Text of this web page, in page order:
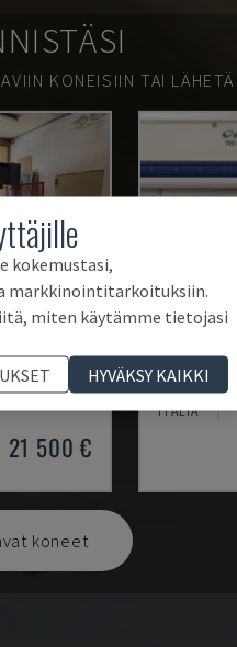
KONEISIIN TAI LÄHETÄ
21 500 €
PL 90S
OMC -
ITALIA
koneet
kokemustasi,
markkinointitarkoituksiin.
miten käytämme tietojasi
HYVÄKSY KAIKKI